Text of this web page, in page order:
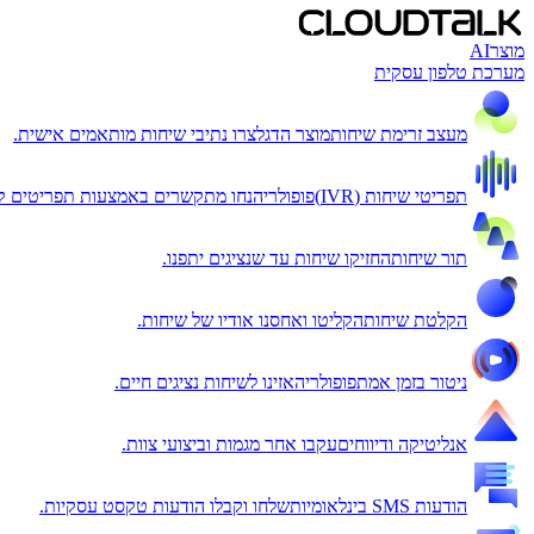
מוצרAI
מערכת טלפון עסקית
מעצב זרימת שיחותמוצר הדגלצרו נתיבי שיחות מותאמים אישית.
תפריטי שיחות (IVR) פופולריהנחו מתקשרים באמצעות תפריטים
תור שיחותהחזיקו שיחות עד שנציגים יתפנו.
הקלטת שיחותהקליטו ואחסנו אודיו של שיחות.
ניטור בזמן אמתפופולריהאזינו לשיחות נציגים חיים.
אנליטיקה ודיווחיםעקבו אחר מגמות וביצועי צוות.
הודעות SMS בינלאומיות שלחו וקבלו הודעות טקסט עסקיות.